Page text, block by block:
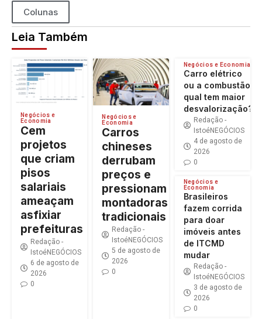
Colunas
Leia Também
Negócios e
Economia
Cem
projetos
que criam
pisos
salariais
ameaçam
asfixiar
prefeituras
Redação -
IstoéNEGÓCIOS
6 de agosto de
2026
0
Negócios e
Economia
Carros
chineses
derrubam
preços e
pressionam
montadoras
tradicionais
Redação -
IstoéNEGÓCIOS
5 de agosto de
2026
0
Negócios e Economia
Carro elétrico
ou a combustão:
qual tem maior
desvalorização?
Redação -
IstoéNEGÓCIOS
4 de agosto de
2026
0
Negócios e
Economia
Brasileiros
fazem corrida
para doar
imóveis antes
de ITCMD
mudar
Redação -
IstoéNEGÓCIOS
3 de agosto de
2026
0